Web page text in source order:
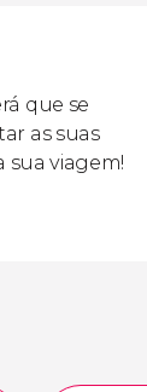
que se
as suas
sua viagem!